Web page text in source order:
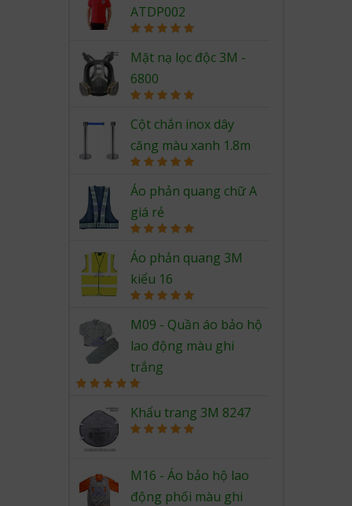
ATDP002
out of 5
Mặt nạ lọc độc 3M -
6800
out of 5
Cột chắn inox dây
căng màu xanh 1.8m
out of 5
Áo phản quang chữ A
giá rẻ
out of 5
Áo phản quang 3M
kiểu 16
out of 5
M09 - Quần áo bảo hộ
lao động màu ghi
trắng
out of 5 Khẩu trang 3M 8247
M16 - Áo bảo hộ lao
động phối màu ghi